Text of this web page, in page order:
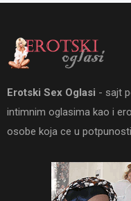
Erotski Sex Oglasi - sajt
intimnim oglasima kao i
osobe koja ce u